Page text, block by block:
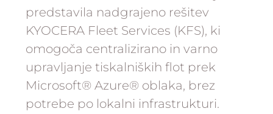
predstavila nadgrajeno rešitev
KYOCERA Fleet Services (KFS), ki
omogoča centralizirano in varno
upravljanje tiskalniških flot prek
Microsoft® Azure® oblaka, brez
potrebe po lokalni infrastrukturi.